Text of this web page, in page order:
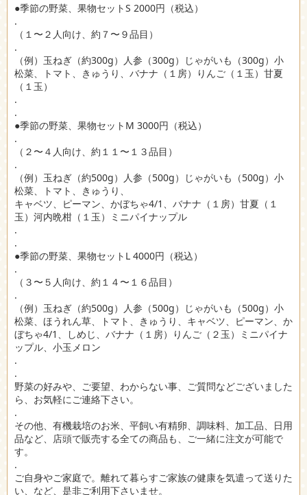
●季節の野菜、果物セットS 2000円（税込）
.
（１〜２人向け、約７〜９品目）
.
（例）玉ねぎ（約300g）人参（300g）じゃがいも（300g）小
松菜、トマト、きゅうり、バナナ（１房）りんご（１玉）甘夏
（１玉）
.
.
●季節の野菜、果物セットM 3000円（税込）
.
（２〜４人向け、約１１〜１３品目）
.
（例）玉ねぎ（約500g）人参（500g）じゃがいも（500g）小
松菜、トマト、きゅうり、
キャベツ、ピーマン、かぼちゃ4/1、バナナ（１房）甘夏（１
玉）河内晩柑（１玉）ミニパイナップル
.
.
●季節の野菜、果物セットL 4000円（税込）
.
（３〜５人向け、約１４〜１６品目）
.
（例）玉ねぎ（約500g）人参（500g）じゃがいも（500g）小
松菜、ほうれん草、トマト、きゅうり、キャベツ、ピーマン、か
ぼちゃ4/1、しめじ、バナナ（１房）りんご（２玉）ミニパイナ
ップル、小玉メロン
.
.
野菜の好みや、ご要望、わからない事、ご質問などございました
ら、お気軽にご連絡下さい。
.
その他、有機栽培のお米、平飼い有精卵、調味料、加工品、日用
品など、店頭で販売する全ての商品も、ご一緒に注文が可能で
す。
.
ご自身やご家庭で。離れて暮らすご家族の健康を気遣って送りた
い、など、是非ご利用下さいませ。